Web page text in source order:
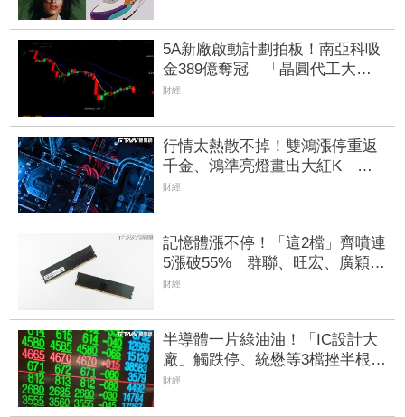
5A新廠啟動計劃拍板！南亞科吸
金389億奪冠 「晶圓代工大
廠」未來展望看俏、挑戰連5紅
財經
行情太熱散不掉！雙鴻漲停重返
千金、鴻準亮燈畫出大紅K 概
念股「再2檔鎖死」族群全面啟動
財經
記憶體漲不停！「這2檔」齊噴連
5漲破55% 群聯、旺宏、廣穎、
宜鼎都漲停
財經
半導體一片綠油油！「IC設計大
廠」觸跌停、統懋等3檔挫半根
記憶體2檔走高成交量噴萬張
財經